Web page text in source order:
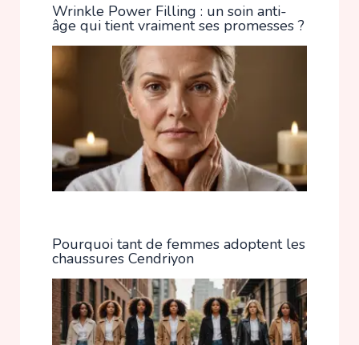
Wrinkle Power Filling : un soin anti-
âge qui tient vraiment ses promesses ?
Pourquoi tant de femmes adoptent les
chaussures Cendriyon